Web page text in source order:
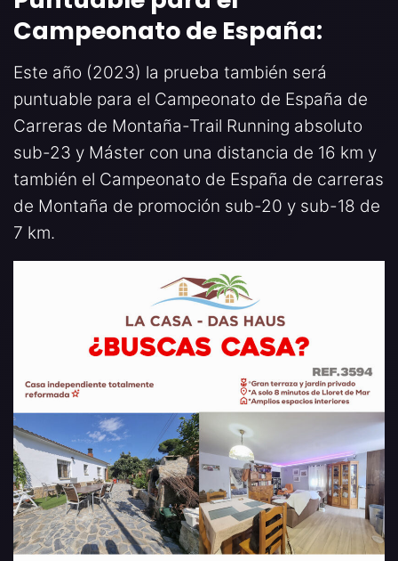
Campeonato de España:
Este año (2023) la prueba también será
puntuable para el Campeonato de España de
Carreras de Montaña-Trail Running absoluto
sub-23 y Máster con una distancia de 16 km y
también el Campeonato de España de carreras
de Montaña de promoción sub-20 y sub-18 de
7 km.